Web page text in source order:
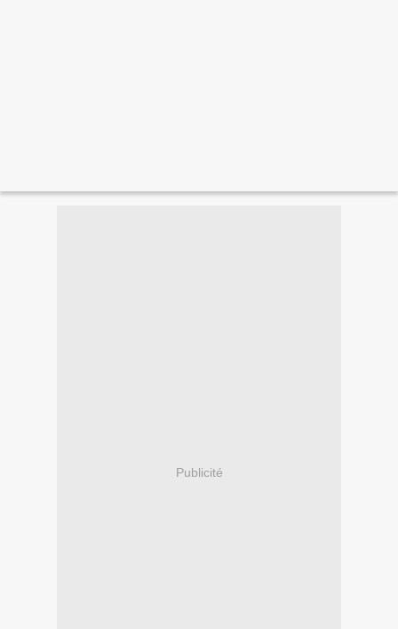
Publicité